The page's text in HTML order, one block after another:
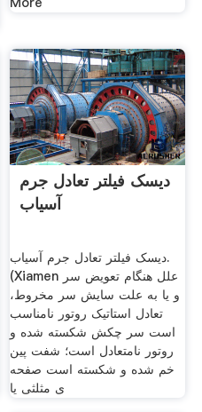
دیسک فیلتر تعادل جرم
آسیاب
دیسک فیلتر تعادل جرم آسیاب.
(Xiamen علل هنگام تعویض سر
و یا به علت سایش سر مخروط،
تعادل استاتیک روتور نامناسب
است سر چکش شکسته شده و
روتور نامتعادل است؛ شفت پین
خم شده و شکسته است صفحه
ی مثلثی یا